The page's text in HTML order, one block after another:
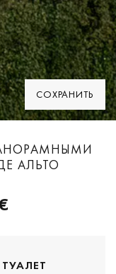
СОХРАНИТЬ
АЛЬТО
ТУАЛЕТ